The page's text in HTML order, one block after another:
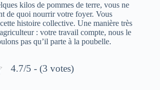
kilos de pommes de terre, vous ne
de quoi nourrir votre foyer. Vous
histoire collective. Une manière très
: votre travail compte, nous le
pas qu’il parte à la poubelle.
4.7/5 - (3 votes)